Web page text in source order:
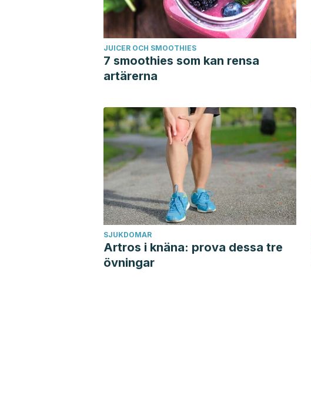
JUICER OCH SMOOTHIES
7 smoothies som kan rensa
artärerna
SJUKDOMAR
Artros i knäna: prova dessa tre
övningar